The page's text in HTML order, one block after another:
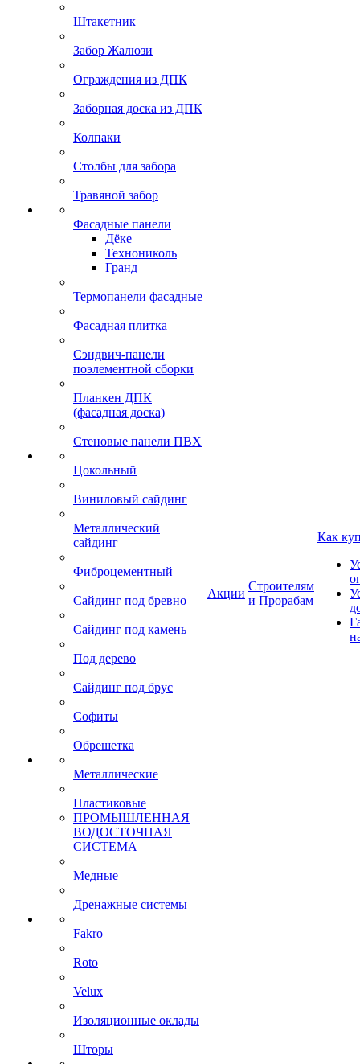
Штакетник
Забор Жалюзи
Ограждения из ДПК
Заборная доска из ДПК
Колпаки
Столбы для забора
Травяной забор
Фасадные панели
Дёке
Технониколь
Гранд
Термопанели фасадные
Фасадная плитка
Сэндвич-панели
поэлементной сборки
Планкен ДПК
(фасадная доска)
Стеновые панели ПВХ
Цокольный
Виниловый сайдинг
Металлический
сайдинг
Фиброцементный
Сайдинг под бревно
Сайдинг под камень
Под дерево
Сайдинг под брус
Софиты
Обрешетка
Металлические
Пластиковые
ПРОМЫШЛЕННАЯ
ВОДОСТОЧНАЯ
СИСТЕМА
Медные
Дренажные системы
Fakro
Roto
Velux
Изоляционные оклады
Шторы
Акции
Строителям
и Прорабам
Как